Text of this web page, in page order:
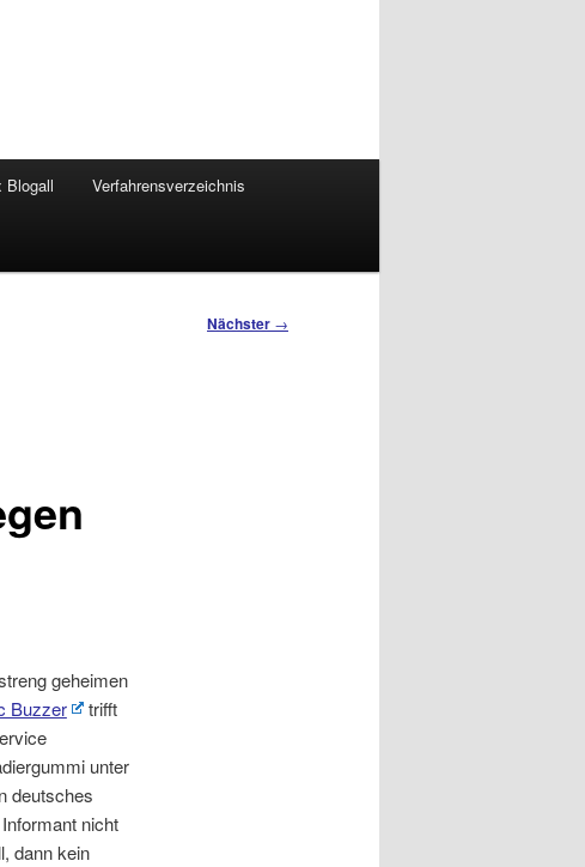
Blogall Verfahrensverzeichnis
Nächster →
geheimen
Buzzer
trifft
unter
deutsches
nicht
dann kein